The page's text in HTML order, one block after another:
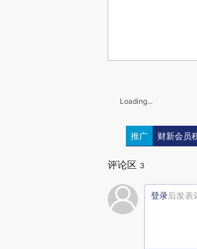
Loading...
推广 财新会员
评论区 3
登录后发表